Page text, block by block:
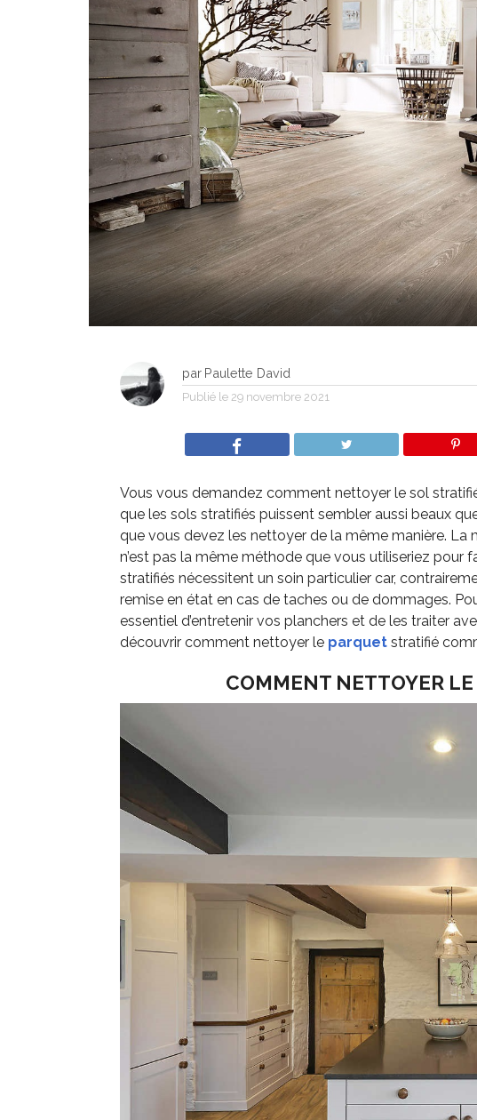
par Paulette David
Publié le 29 novembre 2021
Vous vous demandez comment nettoyer le sol
que les sols stratifiés puissent sembler aussi beaux
que vous devez les nettoyer de la même manière.
n’est pas la même méthode que vous utiliseriez pour
stratifiés nécessitent un soin particulier car,
remise en état en cas de taches ou de dommages.
essentiel d’entretenir vos planchers et de les traiter
découvrir comment nettoyer le parquet stratifié
COMMENT NETTOYER